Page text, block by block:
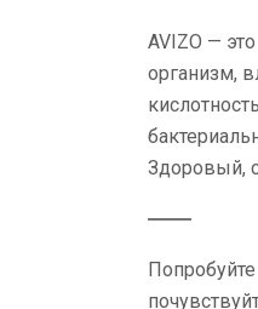
AVIZO —
организм,
Здоровый,